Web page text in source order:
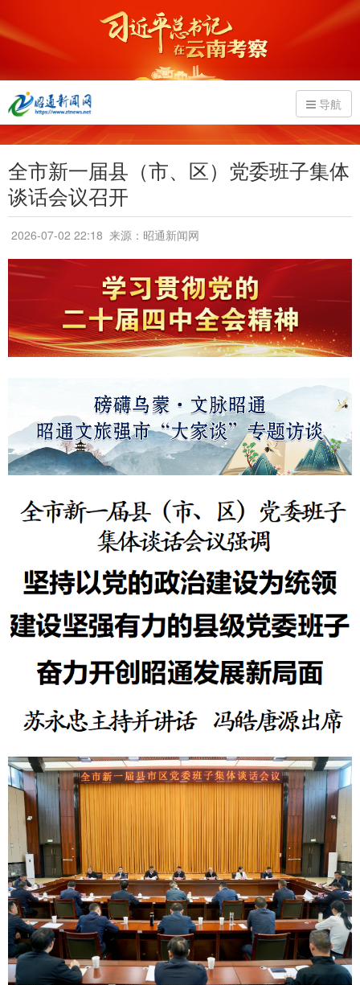
导航
全市新一届县（市、区）党委班子集体
谈话会议召开
2026-07-02 22:18 来源：昭通新闻网